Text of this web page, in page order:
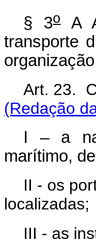
§ 3oA
transporte
Art.
(Redação
I – a
marítimo,
II - os
III - as